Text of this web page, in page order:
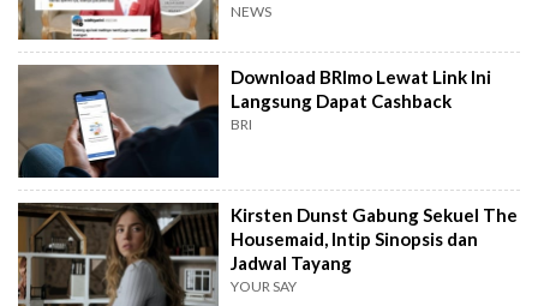
NEWS
Download BRImo Lewat Link Ini
Langsung Dapat Cashback
BRI
Kirsten Dunst Gabung Sekuel The
Housemaid, Intip Sinopsis dan
Jadwal Tayang
YOUR SAY